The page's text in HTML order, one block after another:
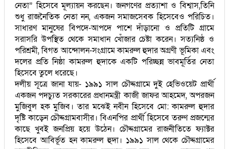
নেতা” হিসেবে মূল্যায়ন করছেন। জনগণের প্রত্যাশা ও বিশ্বাস,তিনি
শুধু রাজনৈতিক নেতা নন, একজন সমাজসেবক হিসেবেও পরিচিত।
সাধারণ মানুষের বিপদে-আপদে পাশে দাঁড়ানো ও প্রতিটি গ্রামে
সরাসরি উপস্থিত থেকে সমাধান খোঁজার চেষ্টা করেন। সত্যনিষ্ঠ ও
পরিশ্রমী, বিগত আন্দোলন-সংগ্রামে কামরুল হুদার অগ্রণী ভূমিকা এবং
দলের প্রতি নিষ্ঠা কামরুল হুদাকে একটি পরিচ্ছন্ন ভাবমূর্তির নেতা
হিসেবে তুলে ধরেছে।
দলীয় সূত্রে জানা যায়- ১৯৯১ সাল চৌদ্দগ্রামে দুই হেভিওয়েট প্রার্থী
একজন পদচ্যুত সরকারের প্রধানমন্ত্রী কাজী জাফর আহমেদ, অপরজন
মুজিবুল হক মুজিব। তার মঝেই নবীন হিসেবে মো: কামরুল হুদার
দৃষ্টি কাড়েন চৌদ্দগ্রামবাসীর। বিএনপির প্রার্থী হিসেবে তরুণ প্রজন্মের
কাছে খুবই জনপ্রিয় হয়ে উঠেন। চৌদ্দগ্রামের রাজনীতিতে ফ্যাক্টর
হিসেবে আবির্ভূত হন কামরুল হুদা। ১৯৯১ সাল থেকে চৌদ্দগ্রামের